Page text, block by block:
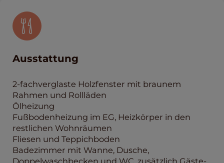
Ausstattung
2-fachverglaste Holzfenster mit braunem
Rahmen und Rollläden
Ölheizung
Fußbodenheizung im EG, Heizkörper in den
restlichen Wohnräumen
Fliesen und Teppichboden
Badezimmer mit Wanne, Dusche,
Doppelwaschbecken und WC, zusätzlich Gäste-